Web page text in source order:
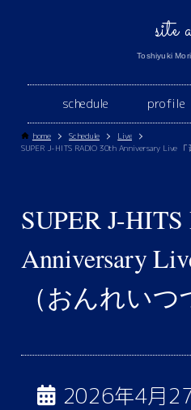
site
Toshiyuki
schedule profile
home Schedule
Live
SUPER J-HITS RADIO 30th Anniversary Live
SUPER J-
Anniversary
（おんれい
2026年4月